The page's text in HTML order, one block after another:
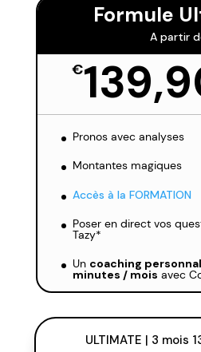
Formule
A partir
€
Pronos avec analyses
Montantes magiques
Accès à la FORMATION
Poser en direct vos
Tazy*
Un coaching
minutes / mois avec
ULTIMATE | 3 mois